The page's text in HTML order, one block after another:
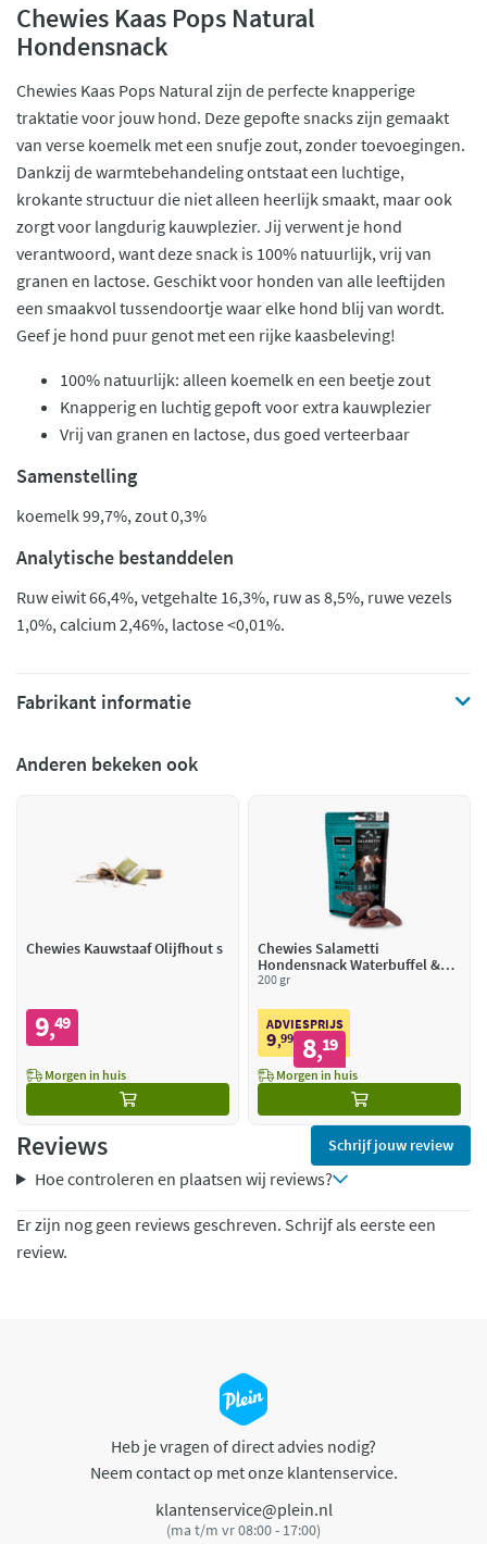
Chewies Kaas Pops Natural
Hondensnack
Chewies Kaas Pops Natural zijn de perfecte knapperige
traktatie voor jouw hond. Deze gepofte snacks zijn gemaakt
van verse koemelk met een snufje zout, zonder toevoegingen.
Dankzij de warmtebehandeling ontstaat een luchtige,
krokante structuur die niet alleen heerlijk smaakt, maar ook
zorgt voor langdurig kauwplezier. Jij verwent je hond
verantwoord, want deze snack is 100% natuurlijk, vrij van
granen en lactose. Geschikt voor honden van alle leeftijden
een smaakvol tussendoortje waar elke hond blij van wordt.
Geef je hond puur genot met een rijke kaasbeleving!
100% natuurlijk: alleen koemelk en een beetje zout
Knapperig en luchtig gepoft voor extra kauwplezier
Vrij van granen en lactose, dus goed verteerbaar
Samenstelling
koemelk 99,7%, zout 0,3%
Analytische bestanddelen
Ruw eiwit 66,4%, vetgehalte 16,3%, ruw as 8,5%, ruwe vezels
1,0%, calcium 2,46%, lactose <0,01%.
Fabrikant informatie
Anderen bekeken ook
Chewies Kauwstaaf Olijfhout s
9,49
Morgen in huis
Chewies Salametti
Hondensnack Waterbuffel &
Kaas
200 gr
ADVIESPRIJS
9,99 8,19
Morgen in huis
Reviews Schrijf jouw review
Hoe controleren en plaatsen wij reviews?
Er zijn nog geen reviews geschreven. Schrijf als eerste een
review.
Heb je vragen of direct advies nodig?
Neem contact op met onze klantenservice.
klantenservice@plein.nl
(ma t/m vr 08:00 - 17:00)